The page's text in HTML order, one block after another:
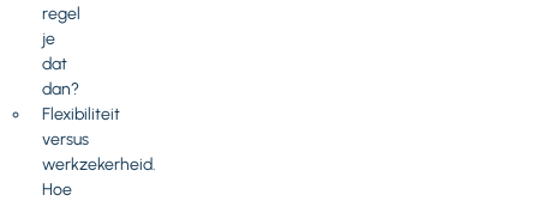
regel
je
dat
dan?
Flexibiliteit
versus
werkzekerheid.
Hoe